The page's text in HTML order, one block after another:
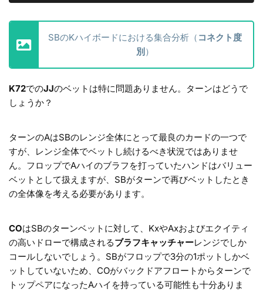
SBのKハイボードにおける集合分析（ コネクト度
別 ）
K72でのJJのベットは特に問題ありません。ターンはどうで
しょうか？
ターンのAはSBのレンジ全体にとって最良のカードの一つで
すが、レンジ全体でベットし続けるべき状況ではありませ
ん。フロップでAハイのブラフを打っていたハンドはバリュー
ベットとして扱えますが、SBがターンで再びベットしたとき
の全体像を考える必要があります。
COはSBのターンベットに対して、KxやAxおよびエクイティ
の高いドローで構成されるブラフキャッチャーレンジでしか
コールしないでしょう。SBがフロップで3分の1ポットしかベ
ットしていないため、COがバックドアフロートからターンで
トップペアになったAハイを持っている可能性も十分ありま